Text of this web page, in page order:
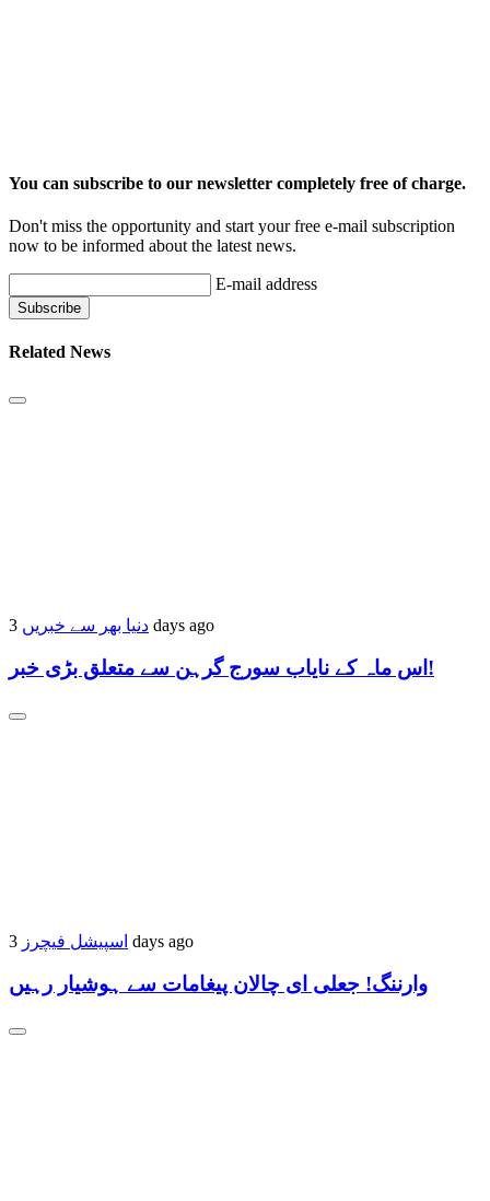
You can subscribe to our newsletter completely free of charge.
Don't miss the opportunity and start your free e-mail subscription
now to be informed about the latest news.
E-mail address
Related News
دنیا بھر سے خبریں 3 days ago
اس ماہ کے نایاب سورج گرہن سے متعلق بڑی خبر!
اسپیشل فیچرز 3 days ago
وارننگ! جعلی ای چالان پیغامات سے ہوشیار رہیں